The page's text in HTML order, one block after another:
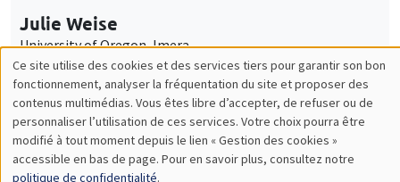
Julie Weise
University of Oregon, Imera
Guest Worker: A History of Ideas, 1919-75
SÉMINAIRES INTERDISCIPLINAIRES
HISTORY AND ECONOMICS SEMINAR